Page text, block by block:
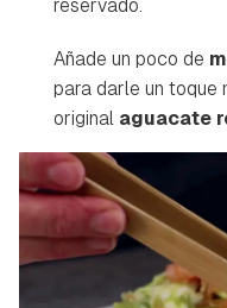
reservado.
Añade un poco de
para darle un toque
original aguacate